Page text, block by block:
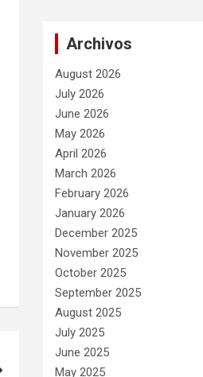
Archivos
August 2026
July 2026
June 2026
May 2026
April 2026
March 2026
February 2026
January 2026
December 2025
November 2025
October 2025
September 2025
August 2025
July 2025
June 2025
May 2025